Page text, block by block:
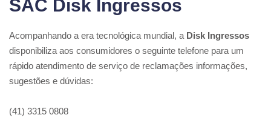
SAC Disk Ingressos
Acompanhando a era tecnológica mundial, a Disk Ingressos
disponibiliza aos consumidores o seguinte telefone para um
rápido atendimento de serviço de reclamações informações,
sugestões e dúvidas:
(41) 3315 0808